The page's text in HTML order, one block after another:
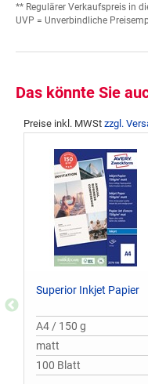
** Regulärer Verkaufspreis in
UVP = Unverbindliche
Das könnte Sie
Preise inkl. MWSt zzgl.
Superior Inkjet Papier
A4 / 150 g
matt
100 Blatt